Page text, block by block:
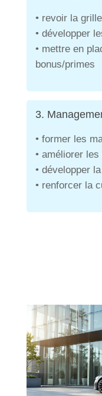
• revoir la
• développer
• mettre en
bonus/primes
3.
• former les
• améliorer
• développer
• renforcer la